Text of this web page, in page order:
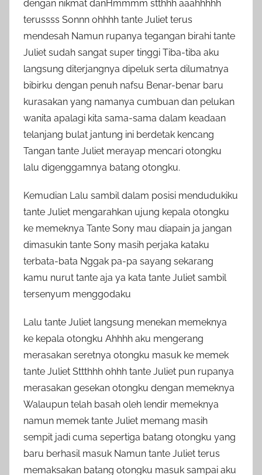
dengan nikmat danHmmmm stthhh aaahhhhh
terussss Sonnn ohhhh tante Juliet terus
mendesah Namun rupanya tegangan birahi tante
Juliet sudah sangat super tinggi Tiba-tiba aku
langsung diterjangnya dipeluk serta dilumatnya
bibirku dengan penuh nafsu Benar-benar baru
kurasakan yang namanya cumbuan dan pelukan
wanita apalagi kita sama-sama dalam keadaan
telanjang bulat jantung ini berdetak kencang
Tangan tante Juliet merayap mencari otongku
lalu digenggamnya batang otongku.
Kemudian Lalu sambil dalam posisi mendudukiku
tante Juliet mengarahkan ujung kepala otongku
ke memeknya Tante Sony mau diapain ja jangan
dimasukin tante Sony masih perjaka kataku
terbata-bata Nggak pa-pa sayang sekarang
kamu nurut tante aja ya kata tante Juliet sambil
tersenyum menggodaku
Lalu tante Juliet langsung menekan memeknya
ke kepala otongku Ahhhh aku mengerang
merasakan seretnya otongku masuk ke memek
tante Juliet Sttthhh ohhh tante Juliet pun rupanya
merasakan gesekan otongku dengan memeknya
Walaupun telah basah oleh lendir memeknya
namun memek tante Juliet memang masih
sempit jadi cuma sepertiga batang otongku yang
baru berhasil masuk Namun tante Juliet terus
memaksakan batang otongku masuk sampai aku